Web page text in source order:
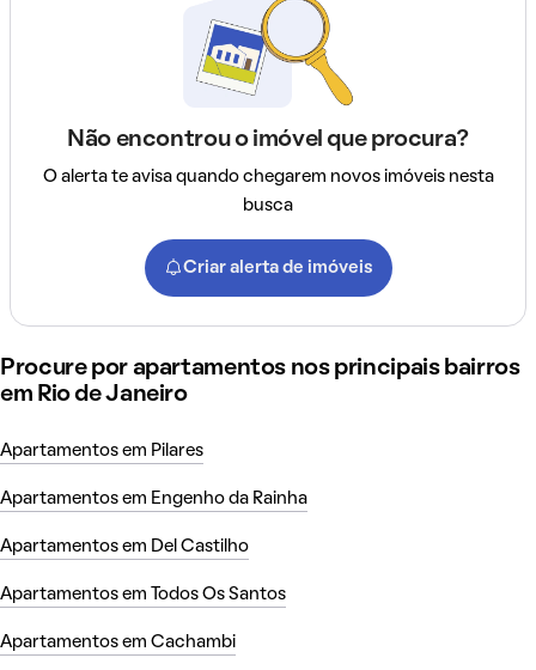
Não encontrou o imóvel que procura?
O alerta te avisa quando chegarem novos imóveis nesta
busca
Criar alerta de imóveis
Procure por apartamentos nos principais bairros
em Rio de Janeiro
Apartamentos em Pilares
Apartamentos em Engenho da Rainha
Apartamentos em Del Castilho
Apartamentos em Todos Os Santos
Apartamentos em Cachambi